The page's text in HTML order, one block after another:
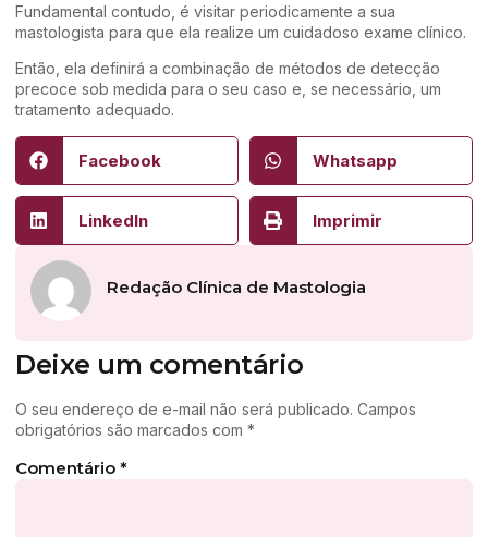
Fundamental contudo, é visitar periodicamente a sua
mastologista para que ela realize um cuidadoso exame clínico.
Então, ela definirá a combinação de métodos de detecção
precoce sob medida para o seu caso e, se necessário, um
tratamento adequado.
Facebook Whatsapp
LinkedIn Imprimir
Redação Clínica de Mastologia
Deixe um comentário
O seu endereço de e-mail não será publicado. Campos
obrigatórios são marcados com *
Comentário *